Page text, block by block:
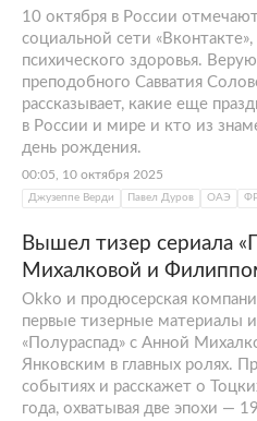
10 октября в России
социальной сети
психического здоровья.
преподобного Савватия
рассказывает, какие еще
в России и мире и кто из
день рождения.
00:05, 10 октября 2025
Джузеппе Верди Павел Дуров ОАЭ
Вышел тизер сериала
Михалковой и
Okko и продюсерская
первые тизерные материалы
«Полураспад» с Анной
Янковским в главных ролях.
событиях и расскажет о
года, охватывая две эпохи —